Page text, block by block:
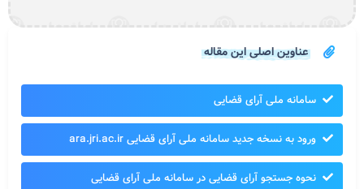
عناوین اصلی این مقاله
سامانه ملی آرای قضایی
ورود به نسخه جدید سامانه ملی آرای قضایی ara.jri.ac.ir
نحوه جستجو آرای قضایی در سامانه ملی آرای قضایی